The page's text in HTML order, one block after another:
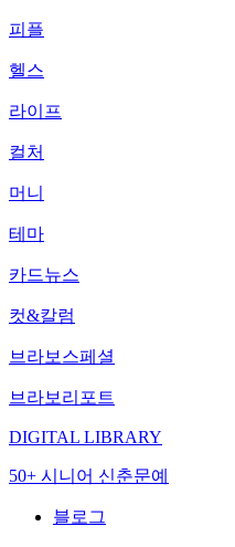
피플
헬스
라이프
컬처
머니
테마
카드뉴스
컷&칼럼
브라보스페셜
브라보리포트
DIGITAL LIBRARY
50+ 시니어 신춘문예
블로그